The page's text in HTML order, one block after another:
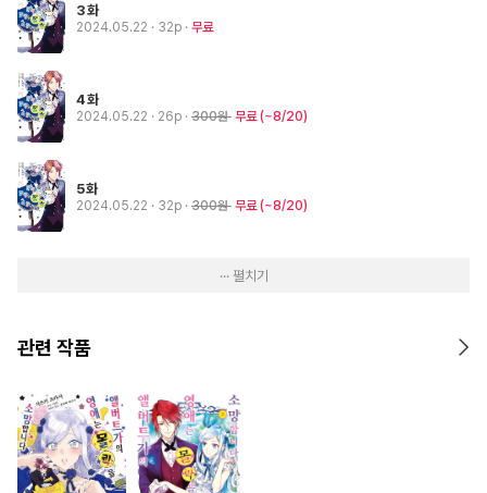
3화
2024.05.22 · 32p 무료
4화
2024.05.22 · 26p 300원 무료 (~8/20)
5화
2024.05.22 · 32p 300원 무료 (~8/20)
··· 펼치기
관련 작품